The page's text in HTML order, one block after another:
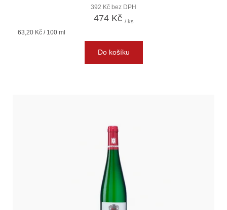
392 Kč bez DPH
474 Kč / ks
Měrná
63,20 Kč / 100 ml
Do košíku